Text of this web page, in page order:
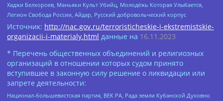
Хаджи Белхороев, Маньяки Культ Убийц, Молодёжь Которая Улыбается,
Легион Свобода России, Айдар, Русский добровольческий корпус
Источник: http://nac.gov.ru/terroristicheskie-i-ekstremistskie-
organizacii-i-materialy.html данные на 16.11.2023
* Перечень общественных объединений и религиозных
организаций в отношении которых судом принято
вступившее в законную силу решение о ликвидации или
запрете деятельности:
Национал-большевистская партия, ВЕК РА, Рада земли Кубанской Духовно